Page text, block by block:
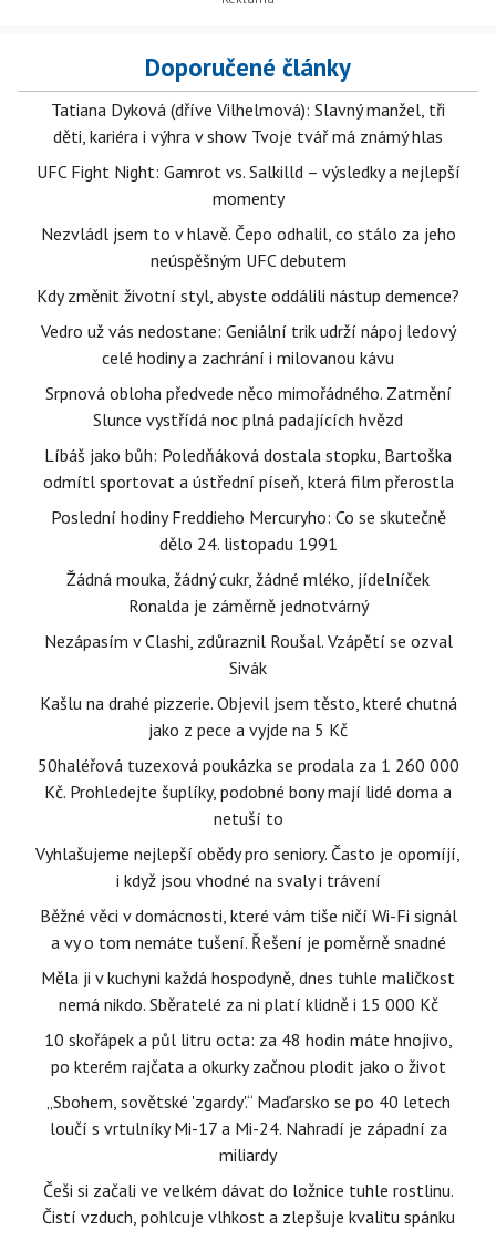
Doporučené články
Tatiana Dyková (dříve Vilhelmová): Slavný manžel, tři
děti, kariéra i výhra v show Tvoje tvář má známý hlas
UFC Fight Night: Gamrot vs. Salkilld – výsledky a nejlepší
momenty
Nezvládl jsem to v hlavě. Čepo odhalil, co stálo za jeho
neúspěšným UFC debutem
Kdy změnit životní styl, abyste oddálili nástup demence?
Vedro už vás nedostane: Geniální trik udrží nápoj ledový
celé hodiny a zachrání i milovanou kávu
Srpnová obloha předvede něco mimořádného. Zatmění
Slunce vystřídá noc plná padajících hvězd
Líbáš jako bůh: Poledňáková dostala stopku, Bartoška
odmítl sportovat a ústřední píseň, která film přerostla
Poslední hodiny Freddieho Mercuryho: Co se skutečně
dělo 24. listopadu 1991
Žádná mouka, žádný cukr, žádné mléko, jídelníček
Ronalda je záměrně jednotvárný
Nezápasím v Clashi, zdůraznil Roušal. Vzápětí se ozval
Sivák
Kašlu na drahé pizzerie. Objevil jsem těsto, které chutná
jako z pece a vyjde na 5 Kč
50haléřová tuzexová poukázka se prodala za 1 260 000
Kč. Prohledejte šuplíky, podobné bony mají lidé doma a
netuší to
Vyhlašujeme nejlepší obědy pro seniory. Často je opomíjí,
i když jsou vhodné na svaly i trávení
Běžné věci v domácnosti, které vám tiše ničí Wi-Fi signál
a vy o tom nemáte tušení. Řešení je poměrně snadné
Měla ji v kuchyni každá hospodyně, dnes tuhle maličkost
nemá nikdo. Sběratelé za ni platí klidně i 15 000 Kč
10 skořápek a půl litru octa: za 48 hodin máte hnojivo,
po kterém rajčata a okurky začnou plodit jako o život
„Sbohem, sovětské 'zgardy'.“ Maďarsko se po 40 letech
loučí s vrtulníky Mi-17 a Mi-24. Nahradí je západní za
miliardy
Češi si začali ve velkém dávat do ložnice tuhle rostlinu.
Čistí vzduch, pohlcuje vlhkost a zlepšuje kvalitu spánku